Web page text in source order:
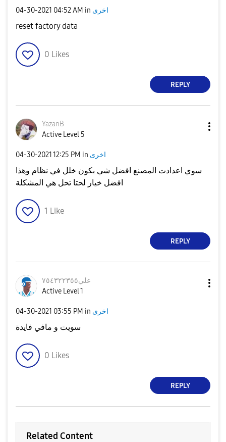
‎04-30-2021 04:52 AM in اخرى
reset factory data
0 Likes
REPLY
YazanB
Active Level 5
‎04-30-2021 12:25 PM in اخرى
سوي اعدادت المصنع افضل شي بكون خلل في نظام وهذا
افضل خيار لحتا تحل هي المشكلة
1 Like
REPLY
علي٧٥٤٣٢٢٣٥٥
Active Level 1
‎04-30-2021 03:55 PM in اخرى
سويت و مافي فايدة
0 Likes
REPLY
Related Content